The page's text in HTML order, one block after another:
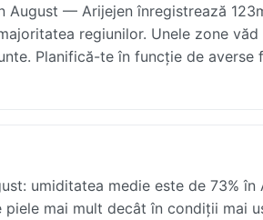
August — Arijejen înregistrează
regiunilor. Unele zone
Planifică-te în funcție de
umiditatea medie este de 73%
piele mai mult decât în condiții mai